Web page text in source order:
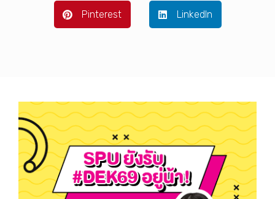
Pinterest LinkedIn